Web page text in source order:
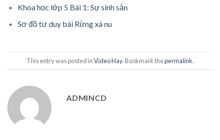
Khoa học lớp 5 Bài 1: Sự sinh sản
Sơ đồ tư duy bài Rừng xà nu
This entry was posted inVideo Hay. Bookmark thepermalink.
ADMINCD